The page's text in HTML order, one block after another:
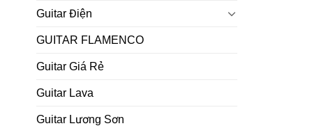
Guitar Điện
GUITAR FLAMENCO
Guitar Giá Rẻ
Guitar Lava
Guitar Lương Sơn